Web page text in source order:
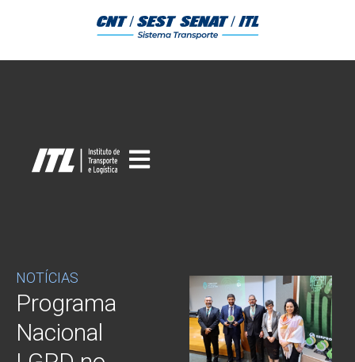
NOTÍCIAS
Programa
Nacional